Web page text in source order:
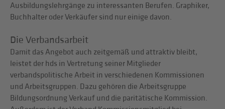
Ausbildungslehrgänge zu interessanten Berufen. Graphiker,
Buchhalter oder Verkäufer sind nur einige davon.
Die Verbandsarbeit
Damit das Angebot auch zeitgemäß und attraktiv bleibt,
leistet der hds in Vertretung seiner Mitglieder
verbandspolitische Arbeit in verschiedenen Kommissionen
und Arbeitsgruppen. Dazu gehören die Arbeitsgruppe
Bildungsordnung Verkauf und die paritätische Kommission.